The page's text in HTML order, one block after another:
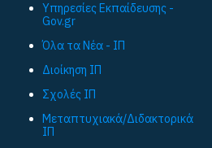
Υπηρεσίες Εκπαίδευσης -
Gov.gr
Όλα τα Νέα - ΙΠ
Διοίκηση ΙΠ
Σχολές ΙΠ
Μεταπτυχιακά/Διδακτορικά
ΙΠ